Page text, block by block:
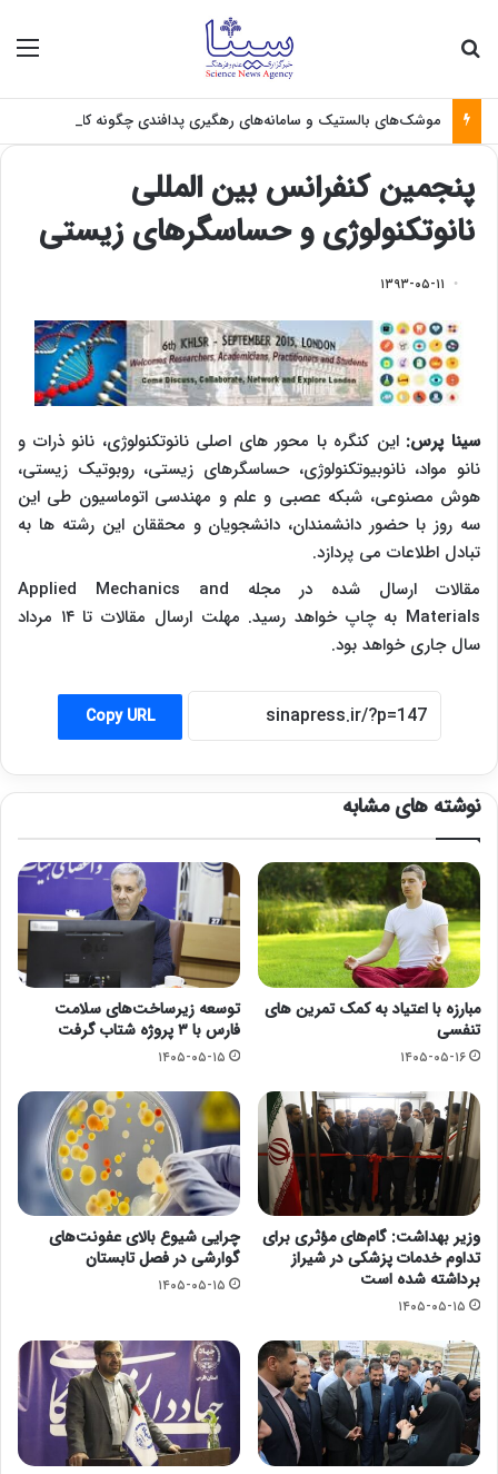
پنجمین کنفرانس بین المللی
نانوتکنولوژی و حساسگرهای زیستی
۱۳۹۳-۰۵-۱۱
سینا پرس: این کنگره با محور های اصلی نانوتکنولوژی، نانو ذرات و
نانو مواد، نانوبیوتکنولوژی، حساسگرهای زیستی، روبوتیک زیستی،
هوش مصنوعی، شبکه عصبی و علم و مهندسی اتوماسیون طی این
سه روز با حضور دانشمندان، دانشجویان و محققان این رشته ها به
تبادل اطلاعات می پردازد.
مقالات ارسال شده در مجله Applied Mechanics and
Materials
به چاپ خواهد رسید. مهلت ارسال مقالات تا ۱۴ مرداد
سال جاری خواهد بود.
Copy URL
نوشته های مشابه
مبارزه با اعتیاد به کمک تمرین های
تنفسی
۱۴۰۵-۰۵-۱۶
توسعه زیرساخت‌های سلامت
فارس با ۳ پروژه شتاب گرفت
۱۴۰۵-۰۵-۱۵
وزیر بهداشت: گام‌های مؤثری برای
تداوم خدمات پزشکی در شیراز
برداشته شده است
۱۴۰۵-۰۵-۱۵
چرایی شیوع بالای عفونت‌های
گوارشی در فصل تابستان
۱۴۰۵-۰۵-۱۵